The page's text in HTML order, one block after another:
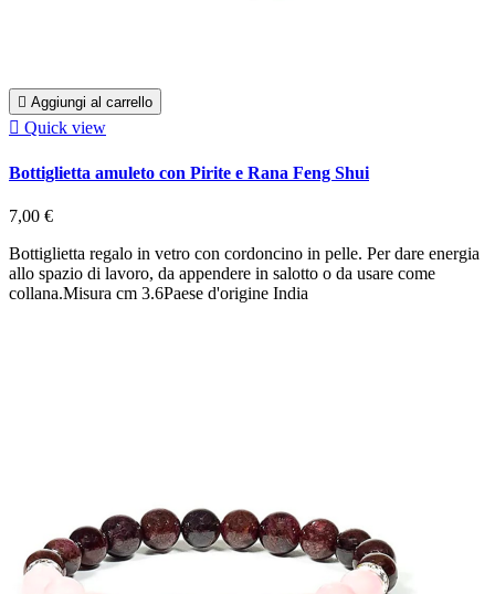
 Aggiungi al carrello
 Quick view
Bottiglietta amuleto con Pirite e Rana Feng Shui
7,00 €
Bottiglietta regalo in vetro con cordoncino in pelle. Per dare energia
allo spazio di lavoro, da appendere in salotto o da usare come
collana.Misura cm 3.6Paese d'origine India